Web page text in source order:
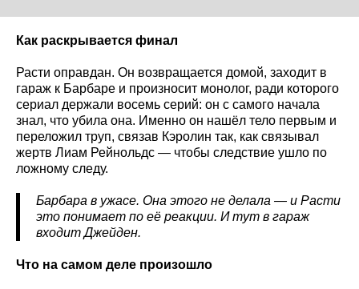
Как раскрывается финал
Расти оправдан. Он возвращается домой, заходит в
гараж к Барбаре и произносит монолог, ради которого
сериал держали восемь серий: он с самого начала
знал, что убила она. Именно он нашёл тело первым и
переложил труп, связав Кэролин так, как связывал
жертв Лиам Рейнольдс — чтобы следствие ушло по
ложному следу.
Барбара в ужасе. Она этого не делала — и Расти
это понимает по её реакции. И тут в гараж
входит Джейден.
Что на самом деле произошло